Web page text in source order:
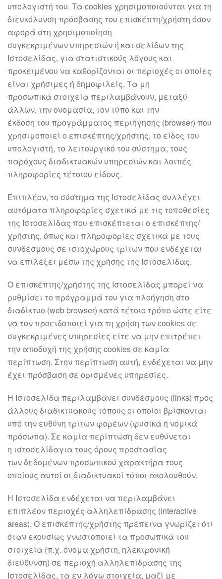
υπολογιστή του. Τα cookies χρησιμοποιούνται για τη
διευκόλυνση πρόσβασης του επισκέπτη/χρήστη όσον
αφορά στη χρησιμοποίηση
συγκεκριμένων υπηρεσιών ή και σελίδων της
Ιστοσελίδας, για στατιστικούς λόγους και
προκειμένου να καθορίζονται οι περιοχές οι οποίες
είναι χρήσιμες ή δημοφιλείς. Τα μη
προσωπικά στοιχεία περιλαμβάνουν, μεταξύ
άλλων, την ονομασία, τον τύπο και την
έκδοση του προγράμματος περιήγησης (browser) που
χρησιμοποιεί ο επισκέπτης/χρήστης, το είδος του
υπολογιστή, το λειτουργικό του σύστημα, τους
παρόχους διαδικτυακών υπηρεσιών και λοιπές
πληροφορίες τέτοιου είδους.
Επιπλέον, το σύστημα της Ιστοσελίδας συλλέγει
αυτόματα πληροφορίες σχετικά με τις τοποθεσίες
της Ιστοσελίδας που επισκέπτεται ο επισκέπτης/
χρήστης, όπως και πληροφορίες σχετικά με τους
συνδέσμους σε ιστοχώρους τρίτων που ενδέχεται
να επιλέξει μέσω της χρήσης της Ιστοσελίδας.
Ο επισκέπτης/χρήστης της Ιστοσελίδας μπορεί να
ρυθμίσει το πρόγραμμά του για πλοήγηση στο
διαδίκτυο (web browser) κατά τέτοιο τρόπο ώστε είτε
να τονπροειδοποιεί για τη χρήση των cookies σε
συγκεκριμένες υπηρεσίες είτε να μην επιτρέπει
την αποδοχή της χρήσης cookies σε καμία
περίπτωση. Στην περίπτωση αυτή, ενδέχεται να μην
έχει πρόσβαση σε ορισμένες υπηρεσίες.
Η Ιστοσελίδα περιλαμβάνει συνδέσμους (links) προς
άλλους διαδικτυακούς τόπους οι οποίοι βρίσκονται
υπό την ευθύνη τρίτων φορέων (φυσικά ή νομικά
πρόσωπα). Σε καμία περίπτωση δεν ευθύνεται
η ιστοσελίδαγια τους όρους προστασίας
τωνδεδομένων προσωπικού χαρακτήρα τους
οποίους αυτοί οι διαδικτυακοί τόποι ακολουθούν.
Η Ιστοσελίδα ενδέχεται να περιλαμβάνει
επιπλέον περιοχές αλληλεπίδρασης (interactive
areas). Ο επισκέπτης/χρήστης πρέπεινα γνωρίζει ότι
όταν εκουσίως γνωστοποιεί τα προσωπικά του
στοιχεία (π.χ. όνομα χρήστη, ηλεκτρονική
διεύθυνση) σε περιοχή αλληλεπίδρασης της
Ιστοσελίδας, τα εν λόγω στοιχεία, μαζί με